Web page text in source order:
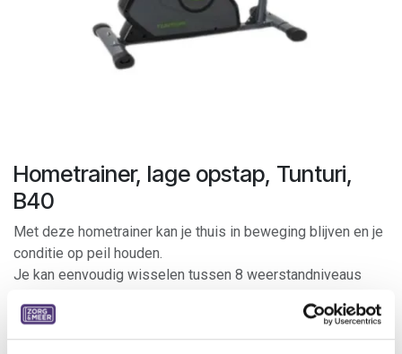
Hometrainer, lage opstap, Tunturi,
B40
Met deze hometrainer kan je thuis in beweging blijven en je
conditie op peil houden.
Je kan eenvoudig wisselen tussen 8 weerstandniveaus
hoogte verstelbaar. Onderaan de hometrainer zijn
transportwielen bevestigd, waardoor je het toestel